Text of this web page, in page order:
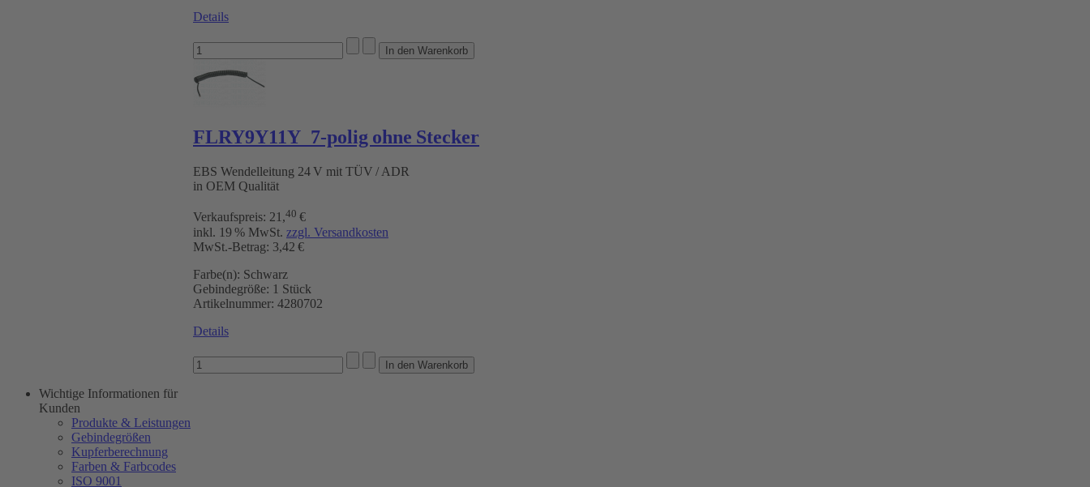
Details
FLRY9Y11Y 7-polig ohne Stecker
EBS Wendelleitung 24 V mit TÜV / ADR
in OEM Qualität
Verkaufspreis: 21,40 €
inkl. 19 % MwSt. zzgl. Versandkosten
MwSt.-Betrag: 3,42 €
Farbe(n): Schwarz
Gebindegröße: 1 Stück
Artikelnummer: 4280702
Details
Wichtige Informationen für
Kunden
Produkte & Leistungen
Gebindegrößen
Kupferberechnung
Farben & Farbcodes
ISO 9001